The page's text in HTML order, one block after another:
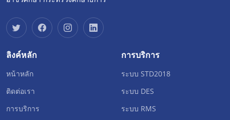
ลิงค์หลัก
หน้าหลัก
ติดต่อเรา
การบริการ
การบริการ
ระบบ STD2018
ระบบ DES
ระบบ RMS